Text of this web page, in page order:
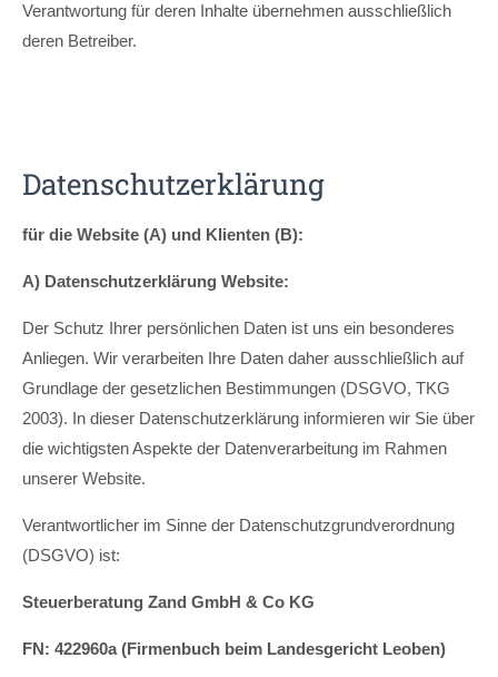
Verantwortung für deren Inhalte übernehmen ausschließlich
deren Betreiber.
Datenschutzerklärung
für die Website (A) und Klienten (B):
A) Datenschutzerklärung Website:
Der Schutz Ihrer persönlichen Daten ist uns ein besonderes
Anliegen. Wir verarbeiten Ihre Daten daher ausschließlich auf
Grundlage der gesetzlichen Bestimmungen (DSGVO, TKG
2003). In dieser Datenschutzerklärung informieren wir Sie über
die wichtigsten Aspekte der Datenverarbeitung im Rahmen
unserer Website.
Verantwortlicher im Sinne der Datenschutzgrundverordnung
(DSGVO) ist:
Steuerberatung Zand GmbH & Co KG
FN: 422960a (Firmenbuch beim Landesgericht Leoben)